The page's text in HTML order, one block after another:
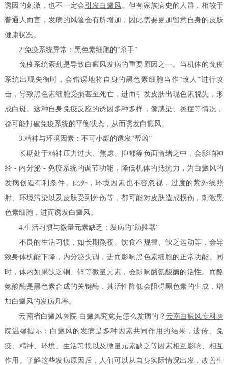
诱因的刺激，也不一定会 引发白癜风。但有家族病史的人群，相较于
普通人而言，发病的风险会有所增加，因此需要更加留意自身的皮肤
健康状况。
2.免疫系统异常：黑色素细胞的“杀手”
免疫系统紊乱是导致白癜风发病的重要原因之一。当机体的免疫
系统出现失衡时，会错误地将自身的黑色素细胞当作“敌人”进行攻
击，导致黑色素细胞受损甚至死亡，进而引发皮肤出现色素脱失，形
成白斑。这种自身免疫反应的诱因多种多样，像感染、炎症等情况，
都可能打破免疫系统的平衡状态，从而诱发白癜风。
3.精神与环境因素：不可小觑的诱发“帮凶”
长期处于精神压力过大、焦虑、抑郁等负面情绪之中，会影响神
经 - 内分泌 - 免疫系统的调节功能，降低机体的抵抗力，为白癜风的
发病创造有利条件。此外，环境因素也不容忽视，过度的紫外线照
射、环境污染以及皮肤受到外伤等，都可能对皮肤造成损伤，刺激黑
色素细胞，进而诱发白癜风。
4.生活习惯与微量元素缺乏：发病的“助推器”
不良的生活习惯，如长期熬夜、饮食不规律、缺乏运动等，会导
致身体机能下降，内分泌失调，进而影响黑色素细胞的正常功能。同
时，体内如果缺乏铜、锌等微量元素，会影响酪氨酸酶的活性。而酪
氨酸酶是黑色素合成的关键酶，其活性降低会阻碍黑色素的生成，增
加白癜风的发病几率。
云南省白癜风医院-白癜风究竟是怎么发病的？ 云南白癜风专科医
院温馨提示：白癜风的发病是多种因素共同作用的结果，遗传、免
疫、精神、环境、生活习惯以及微量元素缺乏等因素相互影响、相互
作用。了解这些发病原因后，人们可以从自身实际情况出发，改善生